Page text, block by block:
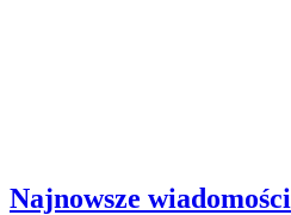
Najnowsze wiadomości